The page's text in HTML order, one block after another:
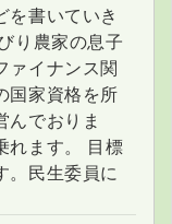
を書いていき
り農家の息子
ァイナンス関
国家資格を所
んでおりま
れます。 目標
。民生委員に